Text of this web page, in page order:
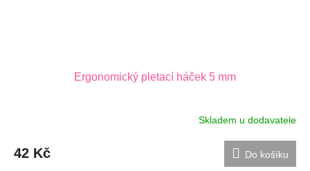
Ergonomický pletací háček 5 mm
Skladem u dodavatele
42 Kč Do košíku